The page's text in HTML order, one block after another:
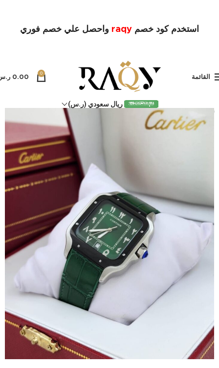
استخدم كود خصم raqy واحصل علي خصم فوري
القائمة
0
0.00
ريال سعودي (ر.س)
بيعت كل